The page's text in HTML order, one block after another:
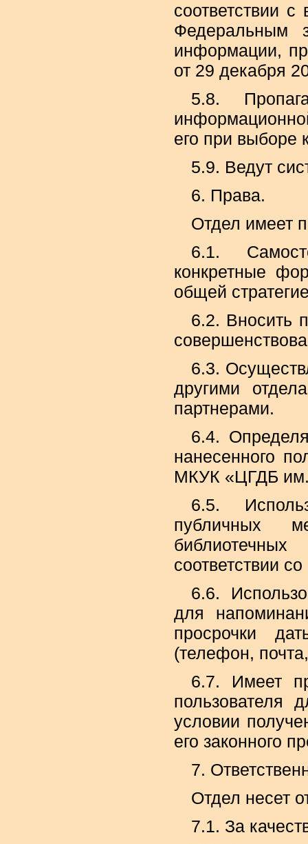
соответствии с
Федеральным
информации,
от 29 декабря
5.8.
его при выборе
5.9. Ведут
6. Права.
Отдел имеет
6.1.
конкретные
общей
6.2. Вносить
6.3.
другими
партнерами.
6.4.
нанесенного
МКУК «ЦГДБ
6.5.
публичных
соответствии
6.6.
для
просрочки
(телефон,
6.7. Имеет
пользователя
условии
его законного
7.
Отдел несет
7.1. За